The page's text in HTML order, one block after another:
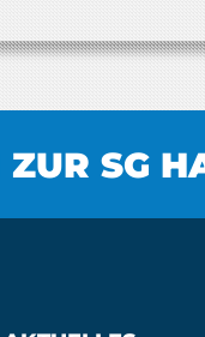
ZUR SG